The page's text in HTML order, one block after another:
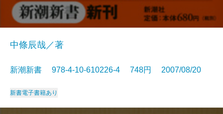
中條辰哉／著
新潮新書 978-4-10-610226-4 748円 2007/08/20
新書電子書籍あり